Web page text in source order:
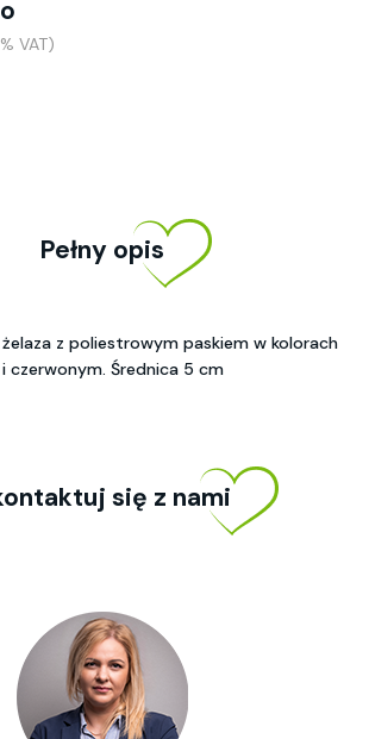
VAT)
Pełny opis
z poliestrowym paskiem w kolorach
czerwonym. Średnica 5 cm
się z nami